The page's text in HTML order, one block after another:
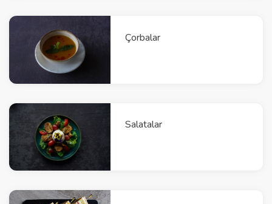
Çorbalar
Salatalar